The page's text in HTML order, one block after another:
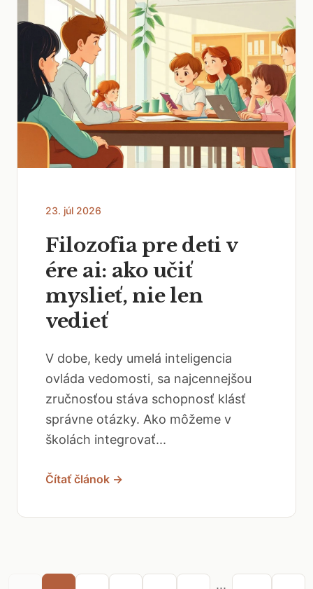
23. júl 2026
Filozofia pre deti v
ére ai: ako učiť
myslieť, nie len
vedieť
V dobe, kedy umelá inteligencia
ovláda vedomosti, sa najcennejšou
zručnosťou stáva schopnosť klásť
správne otázky. Ako môžeme v
školách integrovať...
Čítať článok →
...